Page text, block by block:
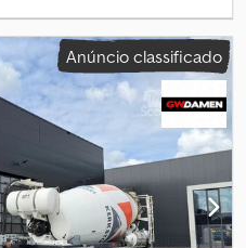
Anúncio classificado